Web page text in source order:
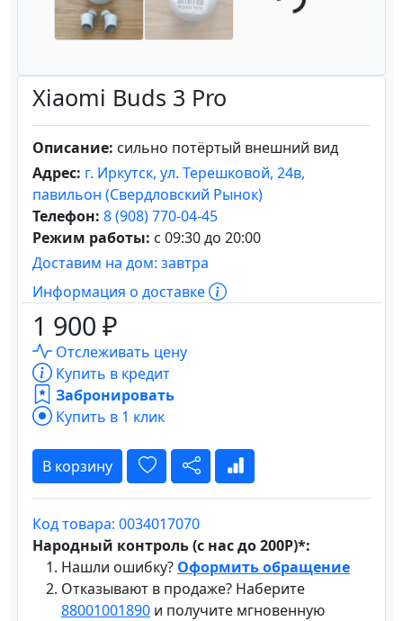
Xiaomi Buds 3 Pro
Описание: сильно потёртый внешний вид
Адрес: г. Иркутск, ул. Терешковой, 24в,
павильон (Свердловский Рынок)
Телефон: 8 (908) 770-04-45
Режим работы: с 09:30 до 20:00
Доставим на дом: завтра
Информация о доставке
1 900 ₽
Отслеживать цену
Купить в кредит
Забронировать
Купить в 1 клик
В корзину
Код товара: 0034017070
Народный контроль (с нас до 200Р)*:
Нашли ошибку? Оформить обращение
Отказывают в продаже? Наберите
88001001890 и получите мгновенную